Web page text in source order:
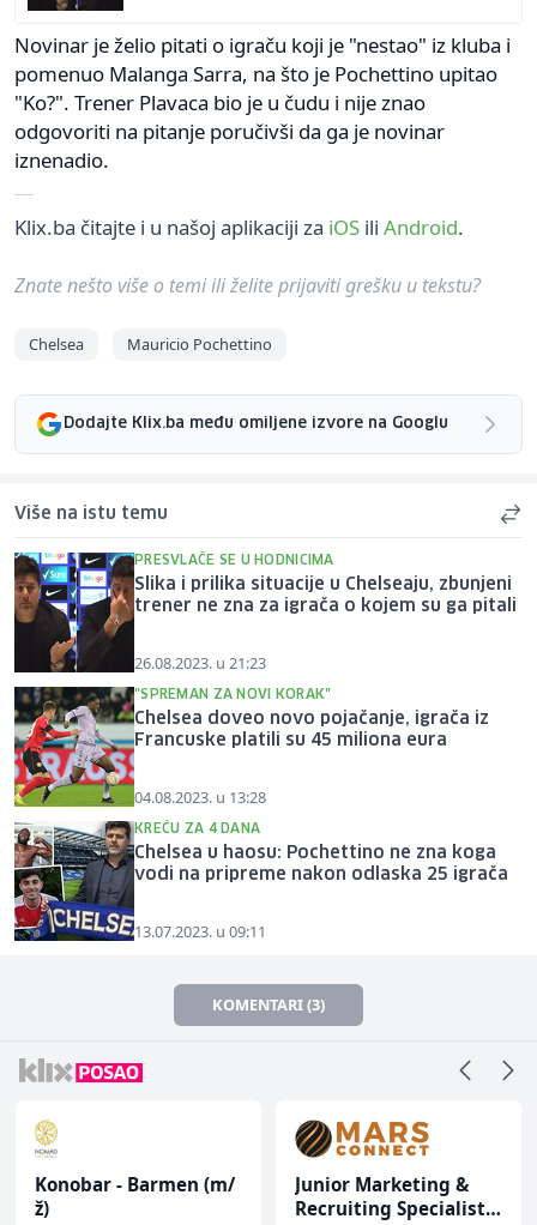
Novinar je želio pitati o igraču koji je "nestao" iz kluba i
pomenuo Malanga Sarra, na što je Pochettino upitao
"Ko?". Trener Plavaca bio je u čudu i nije znao
odgovoriti na pitanje poručivši da ga je novinar
iznenadio.
Klix.ba čitajte i u našoj aplikaciji za iOS ili Android.
Znate nešto više o temi ili želite prijaviti grešku u tekstu?
Chelsea Mauricio Pochettino
Dodajte Klix.ba među omiljene izvore na Googlu
Više na istu temu
PRESVLAČE SE U HODNICIMA
Slika i prilika situacije u Chelseaju, zbunjeni
trener ne zna za igrača o kojem su ga pitali
26.08.2023. u 21:23
"SPREMAN ZA NOVI KORAK"
Chelsea doveo novo pojačanje, igrača iz
Francuske platili su 45 miliona eura
04.08.2023. u 13:28
KREĆU ZA 4 DANA
Chelsea u haosu: Pochettino ne zna koga
vodi na pripreme nakon odlaska 25 igrača
13.07.2023. u 09:11
KOMENTARI (3)
Konobar - Barmen (m/
ž)
Junior Marketing &
Recruiting Specialist